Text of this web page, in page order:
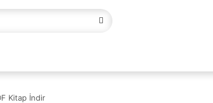
Kitap İndir